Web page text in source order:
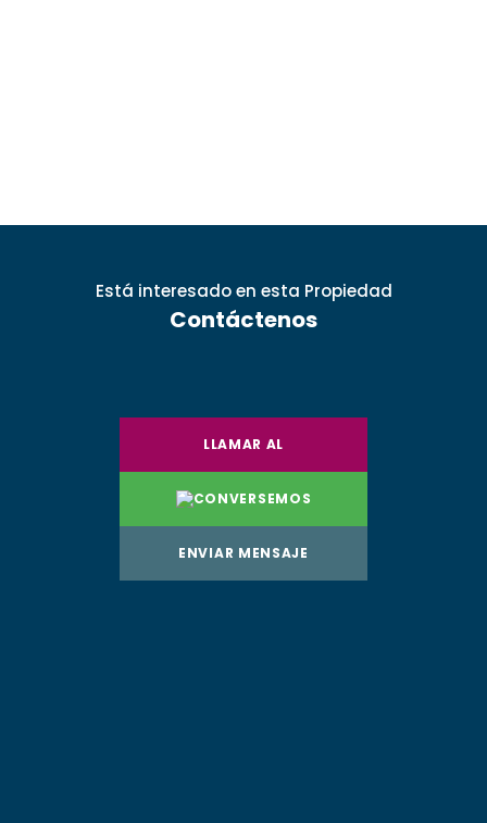
Está interesadoen esta Propiedad
Contáctenos
LLAMAR AL
CONVERSEMOS
ENVIAR MENSAJE